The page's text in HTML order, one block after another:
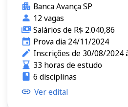
Banca Avança SP
12 vagas
Salários de R$ 2.040,86
Prova dia 24/11/2024
Inscrições de 30/08/2024
33 horas de estudo
6 disciplinas
Ver edital